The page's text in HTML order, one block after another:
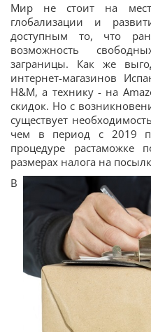
Мир не стоит на
глобализации и
доступным то, что
возможность
заграницы. Как же
интернет-магазинов
H&M, а технику - на
скидок. Но с
существует
чем в период с 2019
процедуре
размерах налога на
В